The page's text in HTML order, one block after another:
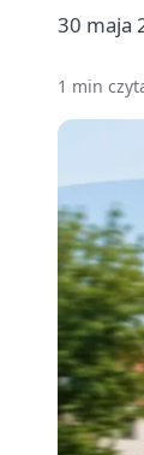
30 maja
1 min